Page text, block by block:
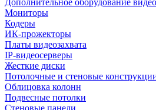
Дополнительное оборудование
Мониторы
Кодеры
ИК-прожекторы
Платы видеозахвата
IP-видеосерверы
Жесткие диски
Потолочные и стеновые
Облицовка колонн
Подвесные потолки
Стеновые панели